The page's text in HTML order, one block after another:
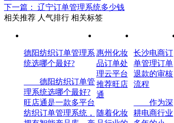
下一篇： 辽宁订单管理系统多少钱
相关推荐 人气排行 相关标签
德阳纺织订单管理系
统选哪个最好?
德阳纺织订单管
理系统选哪个最好?
旺店通是一款多平台
纺织订单管理系统，
惠州化妆
品订单处
理云平台
推荐旺店
通
随着化妆
长沙电商订
单管理订单
退款的审核
流程
作为深
耕电商行业